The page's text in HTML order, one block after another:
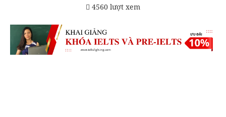
4560 lượt xem